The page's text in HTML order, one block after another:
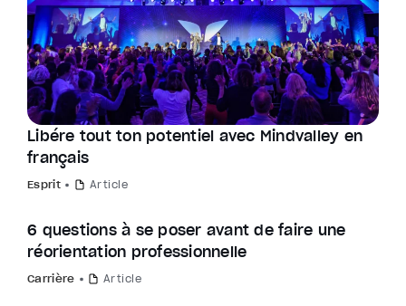
Libére tout ton potentiel avec Mindvalley en
français
Esprit Article
6 questions à se poser avant de faire une
réorientation professionnelle
Carrière Article